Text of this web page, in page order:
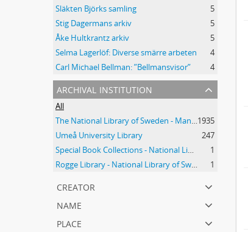
Släkten Björks samling
5
Stig Dagermans arkiv
5
Åke Hultkrantz arkiv
5
Selma Lagerlöf: Diverse smärre arbeten
4
Carl Michael Bellman: ”Bellmansvisor”
4
archival institution
All
The National Library of Sweden - Manuscripts Collections1935
Umeå University Library
247
Special Book Collections - National Library of Sweden
1
Rogge Library - National Library of Sweden
1
creator
name
place